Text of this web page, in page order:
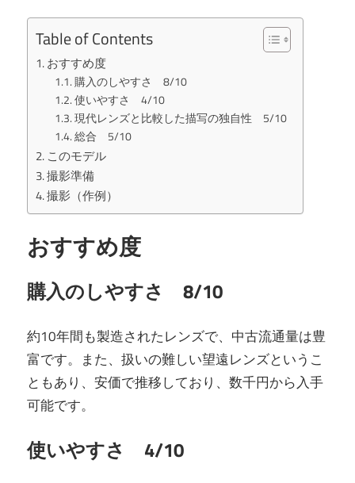
Table of Contents
おすすめ度
購入のしやすさ 8/10
使いやすさ 4/10
現代レンズと比較した描写の独自性 5/10
総合 5/10
このモデル
撮影準備
撮影（作例）
おすすめ度
購入のしやすさ 8/10
約10年間も製造されたレンズで、中古流通量は豊
富です。また、扱いの難しい望遠レンズというこ
ともあり、安価で推移しており、数千円から入手
可能です。
使いやすさ 4/10